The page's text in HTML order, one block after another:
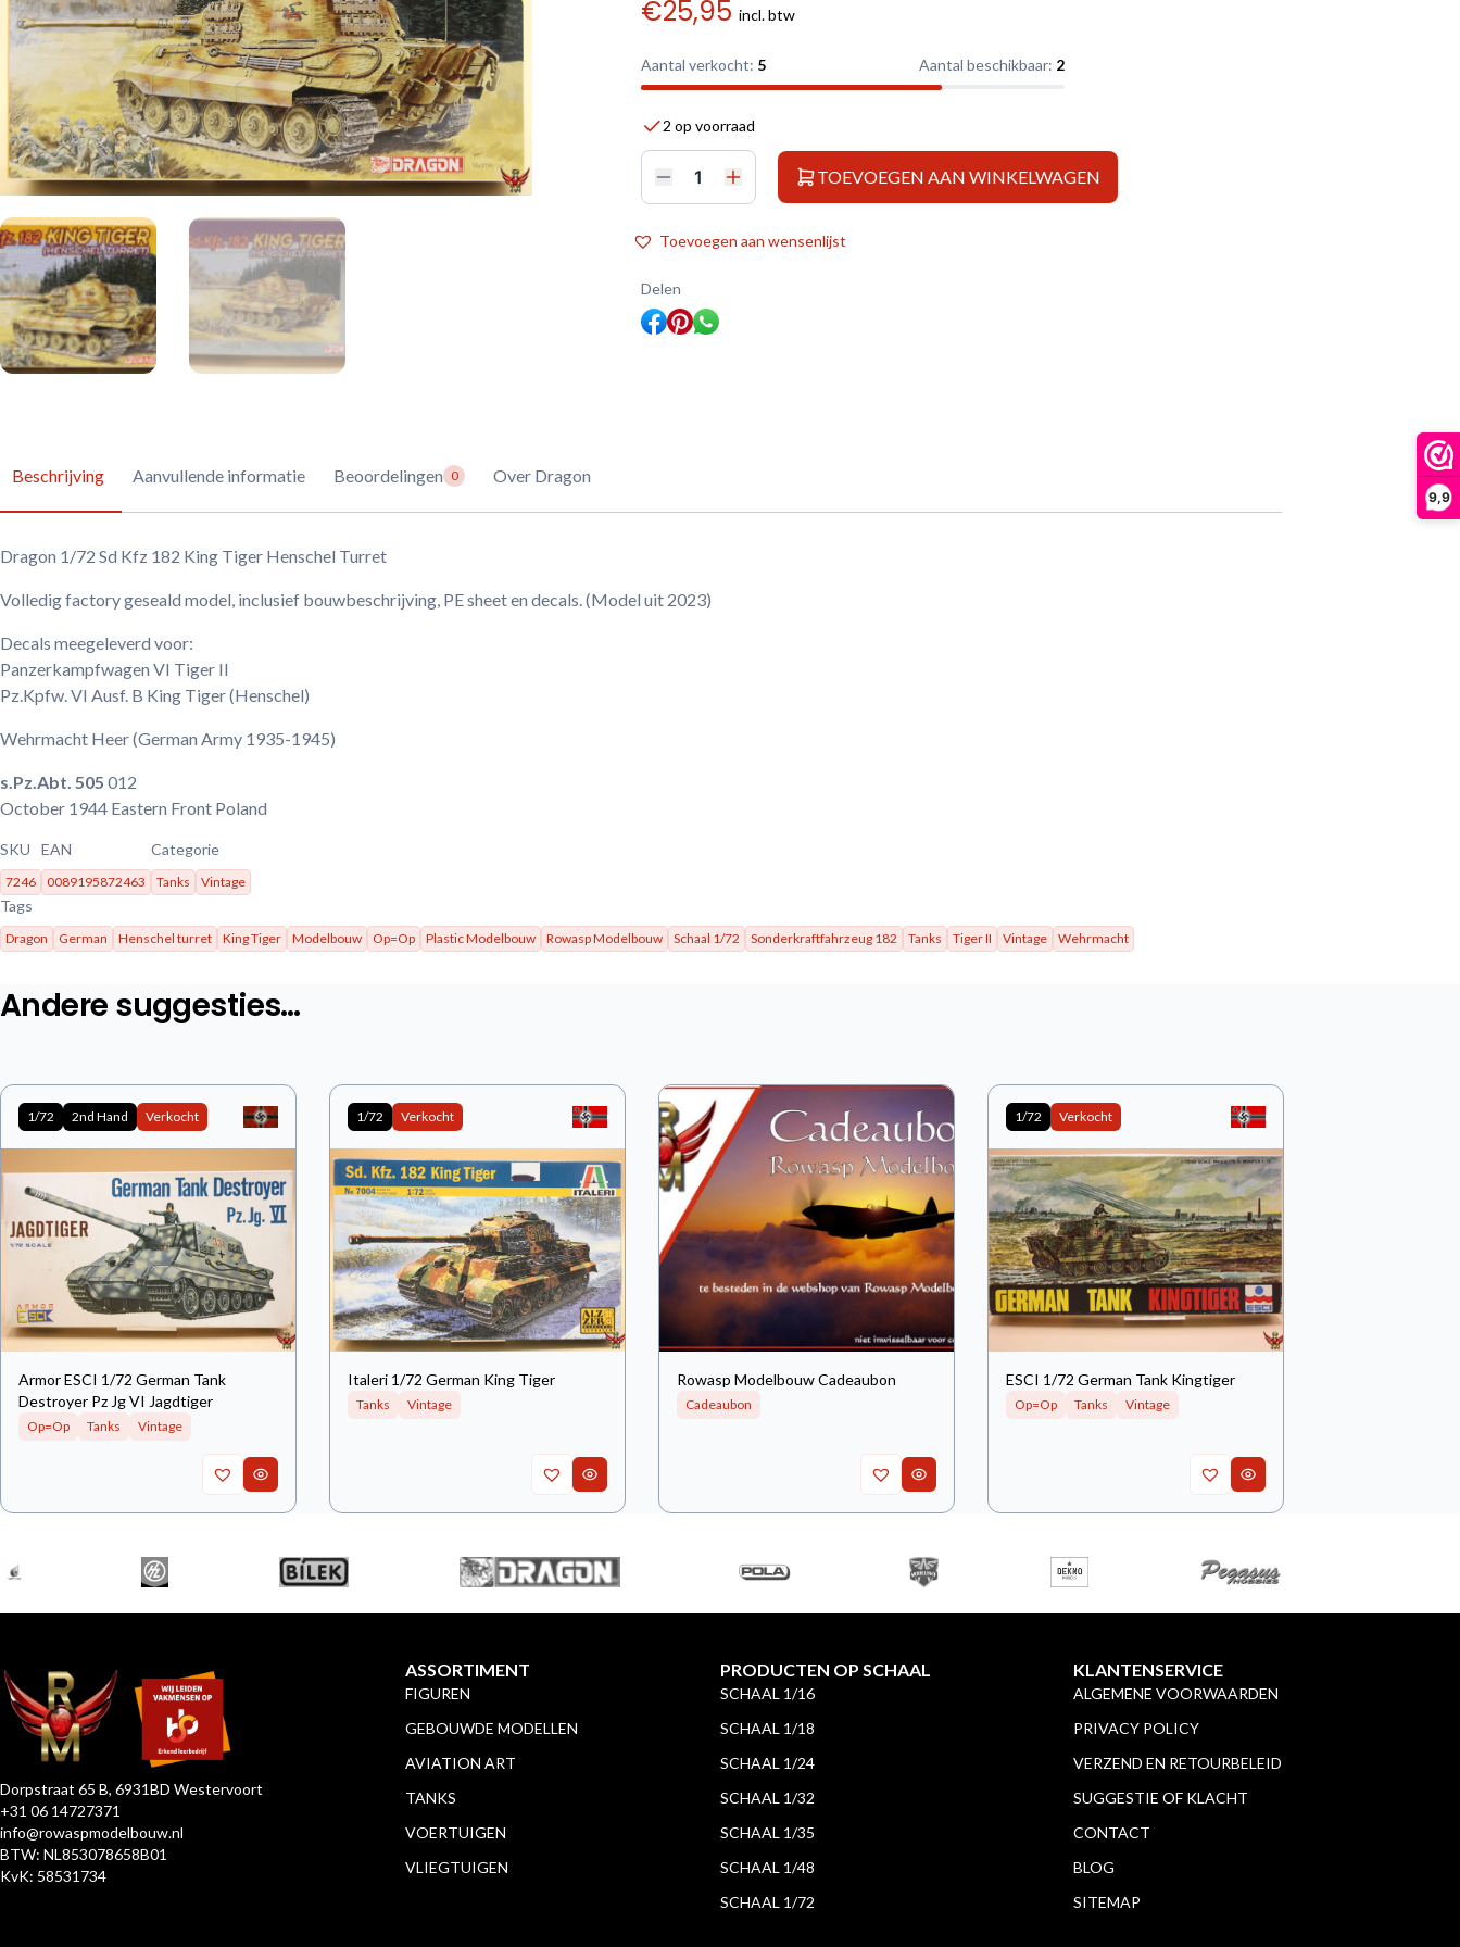
9,9
€25,95 incl. btw
Aantal verkocht: 5 Aantal beschikbaar: 2
2 op voorraad
Dragon
1/72
Kfz
182
Tiger
Henschel
Turret
aantal
TOEVOEGEN AAN WINKELWAGEN
Toevoegen aan wensenlijst
Delen
Beschrijving Aanvullende informatie Beoordelingen 0 Over Dragon
Dragon 1/72 Sd Kfz 182 King Tiger Henschel Turret
Volledig factory geseald model, inclusief bouwbeschrijving, PE sheet en decals. (Model uit 2023)
Decals meegeleverd voor:
Panzerkampfwagen VI Tiger II
Pz.Kpfw. VI Ausf. B King Tiger (Henschel)
Wehrmacht Heer(German Army 1935-1945)
s.Pz.Abt. 505 012
October 1944 Eastern Front Poland
SKU
7246
EAN
0089195872463
Categorie
Tanks Vintage
Tags
Dragon German Henschel turret King Tiger Modelbouw Op=Op Plastic Modelbouw Rowasp Modelbouw Schaal 1/72 Sonderkraftfahrzeug 182 Tanks Tiger II Vintage Wehrmacht
Andere suggesties…
1/72 2nd Hand Verkocht
Armor ESCI 1/72 German Tank
Destroyer Pz Jg VI Jagdtiger
Op=Op Tanks Vintage
1/72 Verkocht
Italeri 1/72 German King Tiger
Tanks Vintage
Rowasp Modelbouw Cadeaubon
Cadeaubon
1/72 Verkocht
ESCI 1/72 German Tank Kingtiger
Op=Op Tanks Vintage
Dorpstraat 65 B, 6931BD Westervoort
+31 06 14727371
info@rowaspmodelbouw.nl
BTW: NL853078658B01
KvK: 58531734
ASSORTIMENT
FIGUREN
GEBOUWDE MODELLEN
AVIATION ART
TANKS
VOERTUIGEN
VLIEGTUIGEN
PRODUCTEN OP SCHAAL
SCHAAL 1/16
SCHAAL 1/18
SCHAAL 1/24
SCHAAL 1/32
SCHAAL 1/35
SCHAAL 1/48
SCHAAL 1/72
KLANTENSERVICE
ALGEMENE VOORWAARDEN
PRIVACY POLICY
VERZEND EN RETOURBELEID
SUGGESTIE OF KLACHT
CONTACT
BLOG
SITEMAP